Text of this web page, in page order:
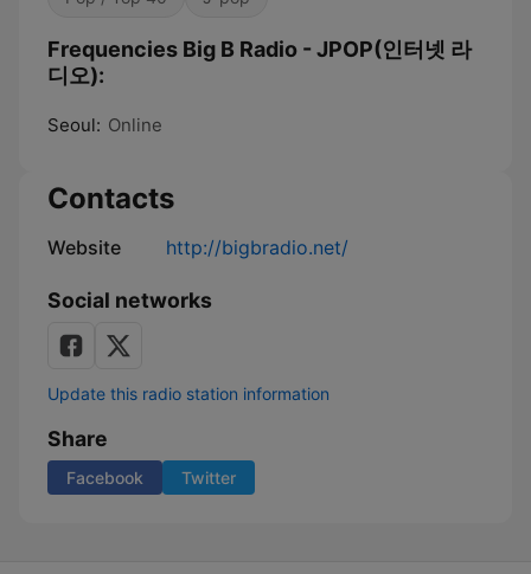
Frequencies Big B Radio - JPOP(인터넷 라
디오):
Seoul: Online
Contacts
Website http://bigbradio.net/
Social networks
Update this radio station information
Share
Facebook Twitter